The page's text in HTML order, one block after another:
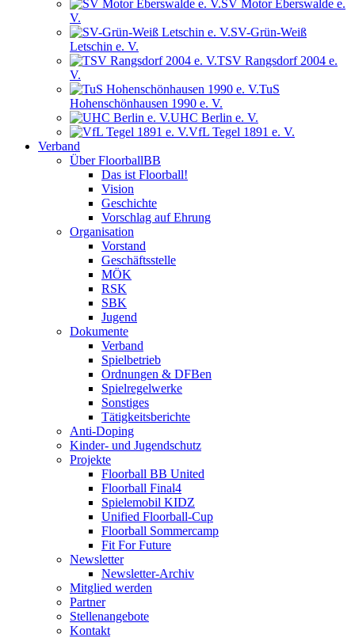
SV Motor Eberswalde e.
V.
SV-Grün-Weiß
Letschin e. V.
TSV Rangsdorf 2004 e.
V.
TuS
Hohenschönhausen 1990 e. V.
UHC Berlin e. V.
VfL Tegel 1891 e. V.
Verband
Über FloorballBB
Das ist Floorball!
Vision
Geschichte
Vorschlag auf Ehrung
Organisation
Vorstand
Geschäftsstelle
MÖK
RSK
SBK
Jugend
Dokumente
Verband
Spielbetrieb
Ordnungen & DFBen
Spielregelwerke
Sonstiges
Tätigkeitsberichte
Anti-Doping
Kinder- und Jugendschutz
Projekte
Floorball BB United
Floorball Final4
Spielemobil KIDZ
Unified Floorball-Cup
Floorball Sommercamp
Fit For Future
Newsletter
Newsletter-Archiv
Mitglied werden
Partner
Stellenangebote
Kontakt